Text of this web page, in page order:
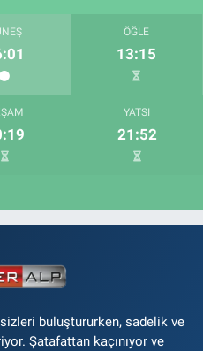
ÖĞLE
13:15
YATSI
21:52
buluştururken, sadelik ve
Şatafattan kaçınıyor ve